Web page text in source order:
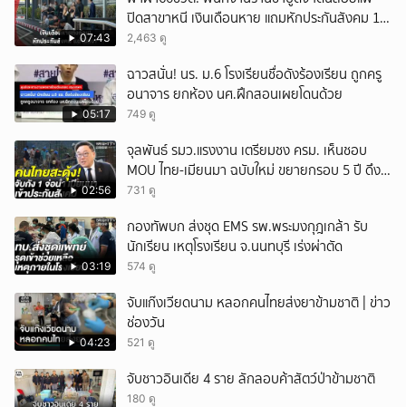
07:43
ปิดสาขาหนี เงินเดือนหาย แถมหักประกันสังคม 11
เดือนแต่ไม่ส่ง?
2,463 ดู
05:17
ฉาวสนั่น! นร. ม.6 โรงเรียนชื่อดังร้องเรียน ถูกครู
อนาจาร ยกห้อง นศ.ฝึกสอนเผยโดนด้วย
749 ดู
02:56
จุลพันธ์ รมว.แรงงาน เตรียมชง ครม. เห็นชอบ
MOU ไทย-เมียนมา ฉบับใหม่ ขยายกรอบ 5 ปี ดึง
แรงงานเข้าระบบ
731 ดู
03:19
กองทัพบก ส่งชุด EMS รพ.พระมงกุฎเกล้า รับ
นักเรียน เหตุโรงเรียน จ.นนทบุรี เร่งผ่าตัด
574 ดู
04:23
จับแก๊งเวียดนาม หลอกคนไทยส่งยาข้ามชาติ | ข่าว
ช่องวัน
521 ดู
จับชาวอินเดีย 4 ราย ลักลอบค้าสัตว์ป่าข้ามชาติ
180 ดู
ยกเลิก